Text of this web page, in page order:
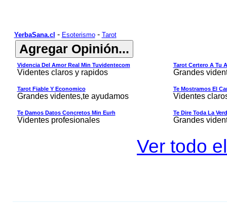
YerbaSana.cl - Esoterismo- Tarot
Videncia Del Amor Real Min Tuvidentecom
Videntes claros y rapidos
Tarot Certero A Tu
Grandes
Tarot Fiable Y Economico
Grandes videntes,te ayudamos
Te Mostramos El
Videntes
Te Damos Datos Concretos Min Eurh
Videntes profesionales
Te Dire Toda La
Grandes
Ver todo